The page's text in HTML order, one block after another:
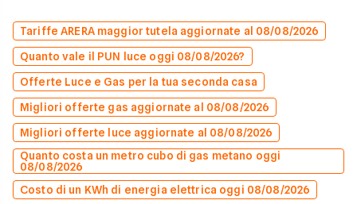
Tariffe ARERA maggior tutela aggiornate al 08/08/2026
Quanto vale il PUN luce oggi 08/08/2026?
Offerte Luce e Gas per la tua seconda casa
Migliori offerte gas aggiornate al 08/08/2026
Migliori offerte luce aggiornate al 08/08/2026
Quanto costa un metro cubo di gas metano oggi
08/08/2026
Costo di un KWh di energia elettrica oggi 08/08/2026